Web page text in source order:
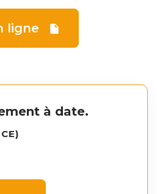
ligne
à date.